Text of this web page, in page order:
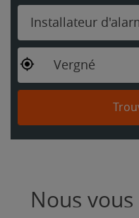
Installateur
Vergné
Nous